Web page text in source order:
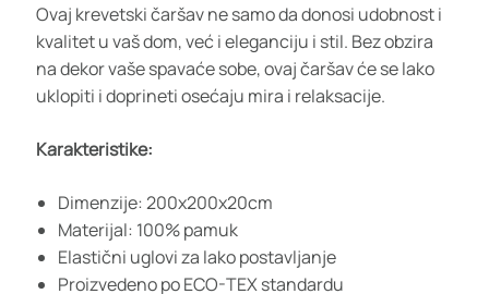
Ovaj krevetski čaršav ne samo da donosi udobnost i
kvalitet u vaš dom, već i eleganciju i stil. Bez obzira
na dekor vaše spavaće sobe, ovaj čaršav će se lako
uklopiti i doprineti osećaju mira i relaksacije.
Karakteristike:
Dimenzije: 200x200x20cm
Materijal: 100% pamuk
Elastični uglovi za lako postavljanje
Proizvedeno po ECO-TEX standardu